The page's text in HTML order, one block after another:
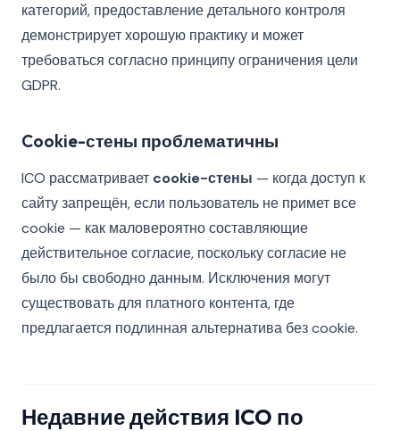
категорий, предоставление детального контроля
демонстрирует хорошую практику и может
требоваться согласно принципу ограничения цели
GDPR.
Cookie-стены проблематичны
ICO рассматривает cookie-стены — когда доступ к
сайту запрещён, если пользователь не примет все
cookie — как маловероятно составляющие
действительное согласие, поскольку согласие не
было бы свободно данным. Исключения могут
существовать для платного контента, где
предлагается подлинная альтернатива без cookie.
Недавние действия ICO по